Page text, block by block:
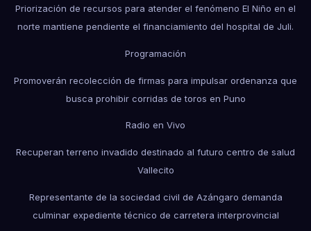
Priorización de recursos para atender el fenómeno El Niño en el
norte mantiene pendiente el financiamiento del hospital de Juli.
Programación
Promoverán recolección de firmas para impulsar ordenanza que
busca prohibir corridas de toros en Puno
Radio en Vivo
Recuperan terreno invadido destinado al futuro centro de salud
Vallecito
Representante de la sociedad civil de Azángaro demanda
culminar expediente técnico de carretera interprovincial